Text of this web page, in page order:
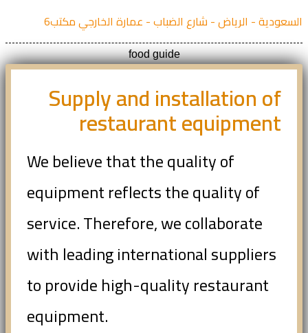
- الرياض - شارع الضباب - عمارة الخارجي مكتب6
food guide
Supply and installation of
restaurant equipment
We believe that the quality of
equipment reflects the quality of
service. Therefore, we collaborate
with leading international suppliers
to provide high-quality restaurant
equipment.